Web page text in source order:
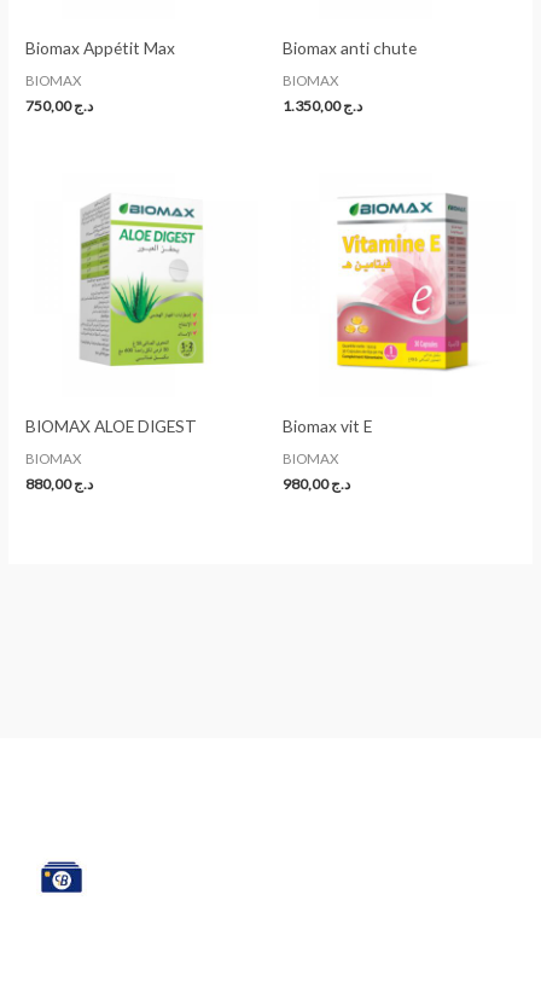
Biomax Appétit Max
BIOMAX
د.ج750,00
Biomax anti chute
BIOMAX
د.ج1.350,00
BIOMAX ALOE DIGEST
BIOMAX
د.ج880,00
Biomax vit E
BIOMAX
د.ج980,00